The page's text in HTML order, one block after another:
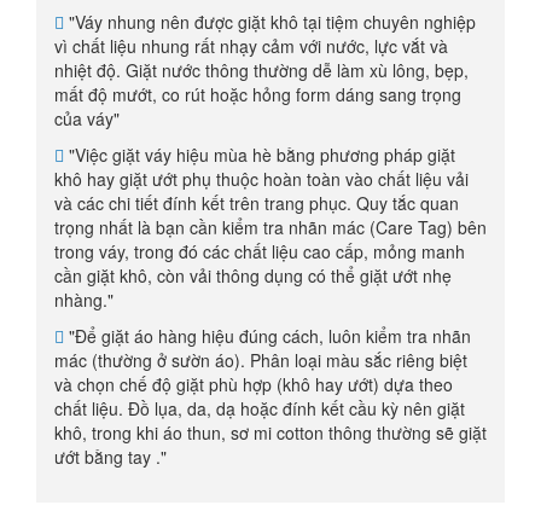
thống
hàng
"Váy nhung nên được giặt khô tại tiệm chuyên nghiệp
vì chất liệu nhung rất nhạy cảm với nước, lực vắt và
nhiệt độ. Giặt nước thông thường dễ làm xù lông, bẹp,
mất độ mướt, co rút hoặc hỏng form dáng sang trọng
của váy"
"Việc giặt váy hiệu mùa hè bằng phương pháp giặt
khô hay giặt ướt phụ thuộc hoàn toàn vào chất liệu vải
và các chi tiết đính kết trên trang phục. Quy tắc quan
trọng nhất là bạn cần kiểm tra nhãn mác (Care Tag) bên
trong váy, trong đó các chất liệu cao cấp, mỏng manh
cần giặt khô, còn vải thông dụng có thể giặt ướt nhẹ
nhàng."
"Để giặt áo hàng hiệu đúng cách, luôn kiểm tra nhãn
mác (thường ở sườn áo). Phân loại màu sắc riêng biệt
và chọn chế độ giặt phù hợp (khô hay ướt) dựa theo
chất liệu. Đồ lụa, da, dạ hoặc đính kết cầu kỳ nên giặt
khô, trong khi áo thun, sơ mi cotton thông thường sẽ giặt
ướt bằng tay ."